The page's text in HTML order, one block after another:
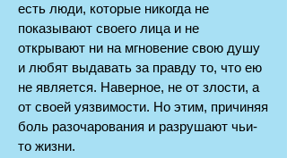
есть люди, которые никогда не
показывают своего лица и не
открывают ни на мгновение свою душу
и любят выдавать за правду то, что ею
не является. Наверное, не от злости, а
от своей уязвимости. Но этим, причиняя
боль разочарования и разрушают чьи-
то жизни.